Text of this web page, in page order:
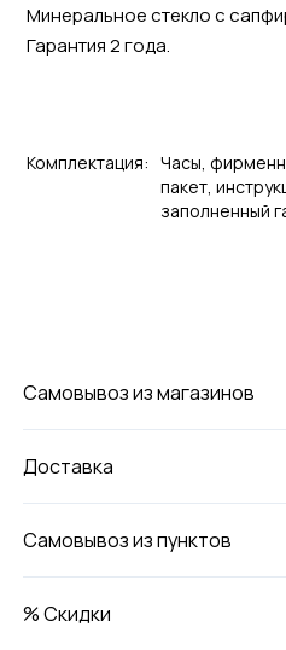
Минеральное стекло с
Гарантия 2 года.
Комплектация: Часы,
пакет,
заполненный
Самовывоз из магазинов
Доставка
Самовывоз из пунктов
% Скидки